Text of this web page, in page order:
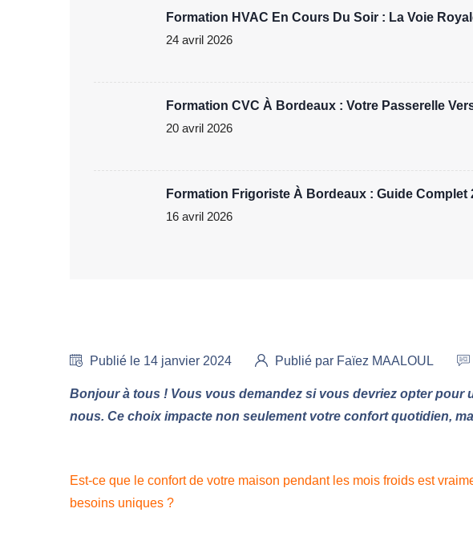
Formation HVAC En Cours Du Soir : La Voie
24 avril 2026
Formation CVC À Bordeaux : Votre Passerelle
20 avril 2026
Formation Frigoriste À Bordeaux : Guide Complet
16 avril 2026
Publié le 14 janvier 2024 Publié par Faïez MAALOUL
Bonjour à tous ! Vous vous demandez si vous devriez opter pour
nous. Ce choix impacte non seulement votre confort quotidien,
Est-ce que le confort de votre maison pendant les mois froids est
besoins uniques ?